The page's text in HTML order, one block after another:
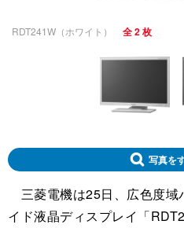
RDT241W（ホワイト） 全 2 枚
写真を
三菱電機は25日、広色度域
イド液晶ディスプレイ「